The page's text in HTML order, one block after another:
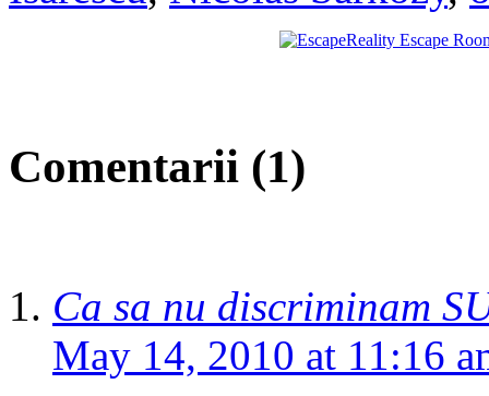
Comentarii (1)
Ca sa nu discriminam
May 14, 2010 at 11:16